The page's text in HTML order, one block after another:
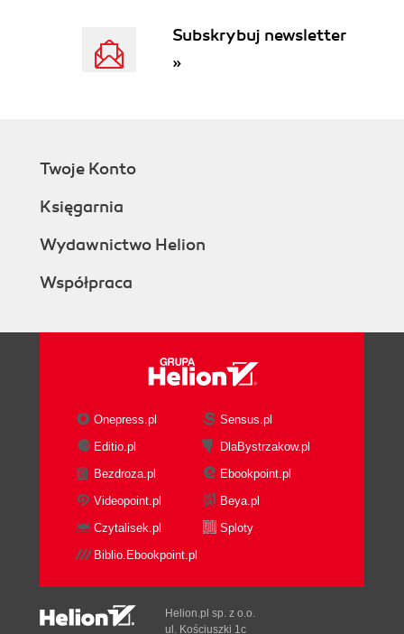
Subskrybuj newsletter
»
Twoje Konto
Księgarnia
Wydawnictwo Helion
Współpraca
Onepress.pl
Sensus.pl
Editio.pl
DlaBystrzakow.pl
Bezdroza.pl
Ebookpoint.pl
Videopoint.pl
Beya.pl
Czytalisek.pl
Sploty
Biblio.Ebookpoint.pl
Helion.pl sp. z o.o.
ul. Kościuszki 1c